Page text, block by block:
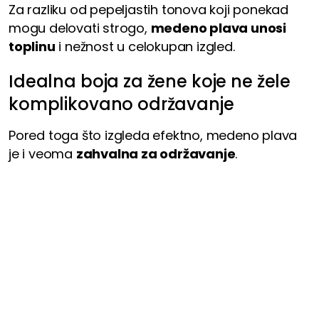
Za razliku od pepeljastih tonova koji ponekad
mogu delovati strogo, medeno plava unosi
toplinu i nežnost u celokupan izgled.
Idealna boja za žene koje ne žele
komplikovano održavanje
Pored toga što izgleda efektno, medeno plava
je i veoma zahvalna za održavanje.